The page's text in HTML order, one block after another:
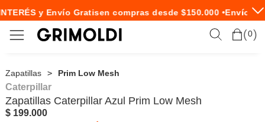
y Envío Gratisen compras desde $150.000 •Envío
0
Zapatillas Prim Low Mesh
Caterpillar
Zapatillas Caterpillar Azul Prim Low Mesh
$ 199.000